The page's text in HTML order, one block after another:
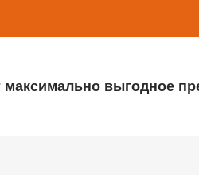
максимально выгодное